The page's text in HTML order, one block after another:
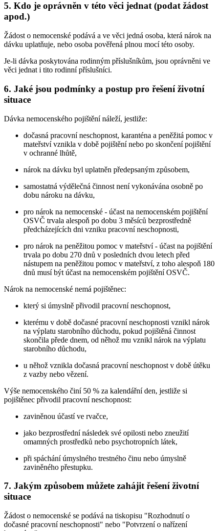
5. Kdo je oprávněn v této věci jednat (podat žádost
apod.)
Žádost o nemocenské podává a ve věci jedná osoba, která nárok na
dávku uplatňuje, nebo osoba pověřená plnou mocí této osoby.
Je-li dávka poskytována rodinným příslušníkům, jsou oprávněni ve
věci jednat i tito rodinní příslušníci.
6. Jaké jsou podmínky a postup pro řešení životní
situace
Dávka nemocenského pojištění náleží, jestliže:
dočasná pracovní neschopnost, karanténa a peněžitá pomoc v
mateřství vznikla v době pojištění nebo po skončení pojištění
v ochranné lhůtě,
nárok na dávku byl uplatněn předepsaným způsobem,
samostatná výdělečná činnost není vykonávána osobně po
dobu nároku na dávku,
pro nárok na nemocenské - účast na nemocenském pojištění
OSVČ trvala alespoň po dobu 3 měsíců bezprostředně
předcházejících dni vzniku pracovní neschopnosti,
pro nárok na peněžitou pomoc v mateřství - účast na pojištění
trvala po dobu 270 dnů v posledních dvou letech před
nástupem na peněžitou pomoc v mateřství, z toho alespoň 180
dnů musí být účast na nemocenském pojištění OSVČ.
Nárok na nemocenské nemá pojištěnec:
který si úmyslně přivodil pracovní neschopnost,
kterému v době dočasné pracovní neschopnosti vznikl nárok
na výplatu starobního důchodu, pokud pojištěná činnost
skončila přede dnem, od něhož mu vznikl nárok na výplatu
starobního důchodu,
u něhož vznikla dočasná pracovní neschopnost v době útěku
z vazby nebo vězení.
Výše nemocenského činí 50 % za kalendářní den, jestliže si
pojištěnec přivodil pracovní neschopnost:
zaviněnou účastí ve rvačce,
jako bezprostřední následek své opilosti nebo zneužití
omamných prostředků nebo psychotropních látek,
při spáchání úmyslného trestného činu nebo úmyslně
zaviněného přestupku.
7. Jakým způsobem můžete zahájit řešení životní
situace
Žádost o nemocenské se podává na tiskopisu "Rozhodnutí o
dočasné pracovní neschopnosti" nebo "Potvrzení o nařízení